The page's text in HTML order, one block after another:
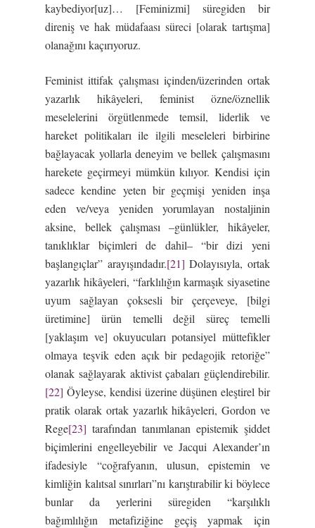
kaybediyor[uz]… [Feminizmi] süregiden bir
direniş ve hak müdafaası süreci [olarak tartışma]
olanağını kaçırıyoruz.
Feminist ittifak çalışması içinden/üzerinden ortak
yazarlık hikâyeleri, feminist özne/öznellik
meselelerini örgütlenmede temsil, liderlik ve
hareket politikaları ile ilgili meseleleri birbirine
bağlayacak yollarla deneyim ve bellek çalışmasını
harekete geçirmeyi mümkün kılıyor. Kendisi için
sadece kendine yeten bir geçmişi yeniden inşa
eden ve/veya yeniden yorumlayan nostaljinin
aksine, bellek çalışması –günlükler, hikâyeler,
tanıklıklar biçimleri de dahil– “bir dizi yeni
başlangıçlar” arayışındadır.[21] Dolayısıyla, ortak
yazarlık hikâyeleri, “farklılığın karmaşık siyasetine
uyum sağlayan çoksesli bir çerçeveye, [bilgi
üretimine] ürün temelli değil süreç temelli
[yaklaşım ve] okuyucuları potansiyel müttefikler
olmaya teşvik eden açık bir pedagojik retoriğe”
olanak sağlayarak aktivist çabaları güçlendirebilir.
[22] Öyleyse, kendisi üzerine düşünen eleştirel bir
pratik olarak ortak yazarlık hikâyeleri, Gordon ve
Rege[23] tarafından tanımlanan epistemik şiddet
biçimlerini engelleyebilir ve Jacqui Alexander’ın
ifadesiyle “coğrafyanın, ulusun, epistemin ve
kimliğin kalıtsal sınırları”nı karıştırabilir ki böylece
bunlar da yerlerini süregiden “karşılıklı
bağımlılığın metafiziğine geçiş yapmak için